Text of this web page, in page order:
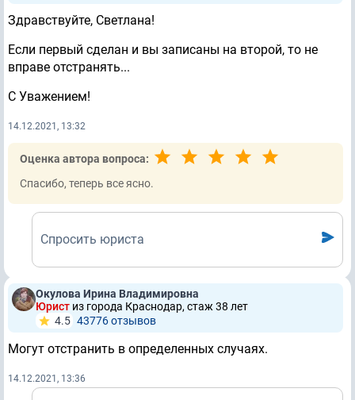
Здравствуйте, Светлана!
Если первый сделан и вы записаны на второй, то не
вправе отстранять...
С Уважением!
14.12.2021, 13:32
Оценка автора вопроса:
Спасибо, теперь все ясно.
Спросить юриста
Окулова Ирина Владимировна
Юрист из города Краснодар, стаж 38 лет
4.5 43776 отзывов
Могут отстранить в определенных случаях.
14.12.2021, 13:36